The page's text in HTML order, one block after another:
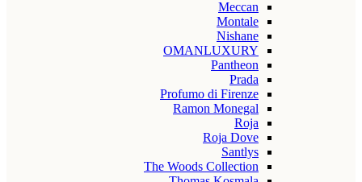
Meccan
Montale
Nishane
OMANLUXURY
Pantheon
Prada
Profumo di Firenze
Ramon Monegal
Roja
Roja Dove
Santlys
The Woods Collection